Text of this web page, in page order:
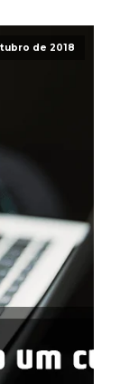
de 2018